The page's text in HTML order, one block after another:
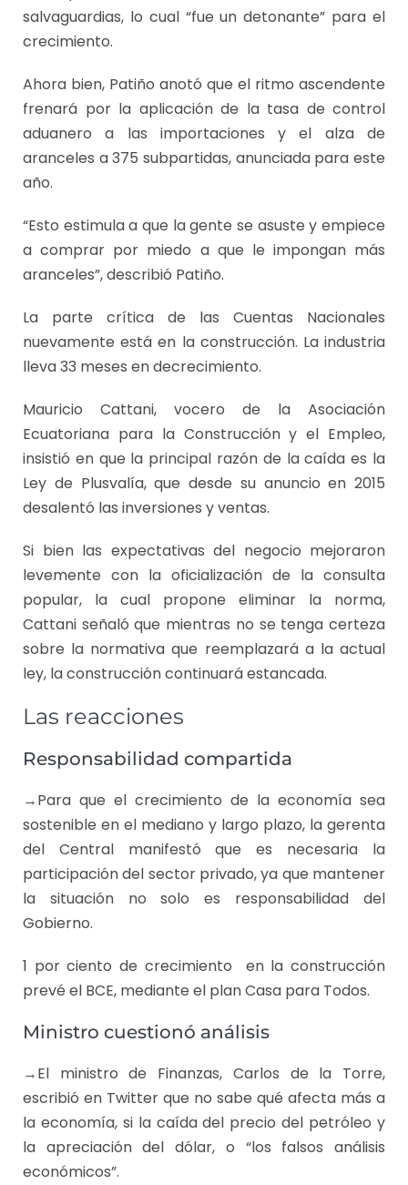
salvaguardias, lo cual “fue un detonante” para el
crecimiento.
Ahora bien, Patiño anotó que el ritmo ascendente
frenará por la aplicación de la tasa de control
aduanero a las importaciones y el alza de
aranceles a 375 subpartidas, anunciada para este
año.
“Esto estimula a que la gente se asuste y empiece
a comprar por miedo a que le impongan más
aranceles”, describió Patiño.
La parte crítica de las Cuentas Nacionales
nuevamente está en la construcción. La industria
lleva 33 meses en decrecimiento.
Mauricio Cattani, vocero de la Asociación
Ecuatoriana para la Construcción y el Empleo,
insistió en que la principal razón de la caída es la
Ley de Plusvalía, que desde su anuncio en 2015
desalentó las inversiones y ventas.
Si bien las expectativas del negocio mejoraron
levemente con la oficialización de la consulta
popular, la cual propone eliminar la norma,
Cattani señaló que mientras no se tenga certeza
sobre la normativa que reemplazará a la actual
ley, la construcción continuará estancada.
Las reacciones
Responsabilidad compartida
→Para que el crecimiento de la economía sea
sostenible en el mediano y largo plazo, la gerenta
del Central manifestó que es necesaria la
participación del sector privado, ya que mantener
la situación no solo es responsabilidad del
Gobierno.
1 por ciento de crecimiento en la construcción
prevé el BCE, mediante el plan Casa para Todos.
Ministro cuestionó análisis
→El ministro de Finanzas, Carlos de la Torre,
escribió en Twitter que no sabe qué afecta más a
la economía, si la caída del precio del petróleo y
la apreciación del dólar, o “los falsos análisis
económicos”.